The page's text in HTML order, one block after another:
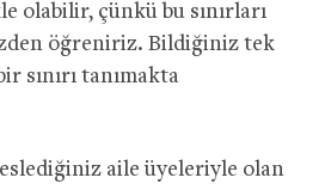
olabilir, çünkü bu sınırları
öğreniriz. Bildiğiniz tek
sınırı tanımakta
aile üyeleriyle olan